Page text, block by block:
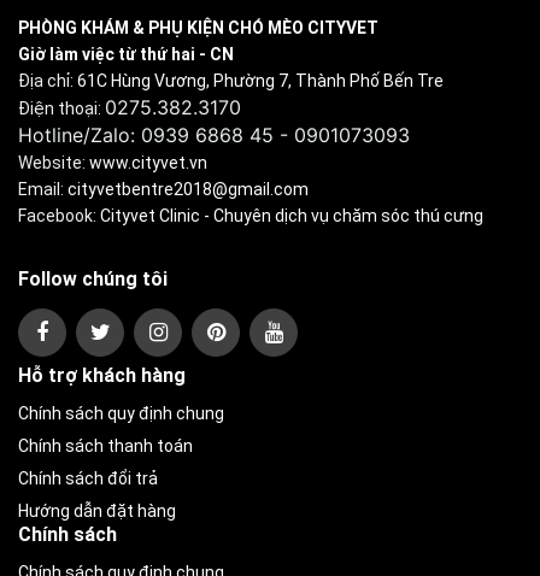
PHÒNG KHÁM & PHỤ KIỆN CHÓ MÈO CITYVET
Giờ làm việc từ thứ hai - CN
Địa chỉ: 61C Hùng Vương, Phường 7, Thành Phố Bến Tre
Điện thoại: 0275.382.3170
Hotline/Zalo: 0939 6868 45 - 0901073093
Website: www.cityvet.vn
Email: cityvetbentre2018@gmail.com
Facebook: Cityvet Clinic - Chuyên dịch vụ chăm sóc thú cưng
Follow chúng tôi
Hỗ trợ khách hàng
Chính sách quy định chung
Chính sách thanh toán
Chính sách đổi trả
Hướng dẫn đặt hàng
Chính sách